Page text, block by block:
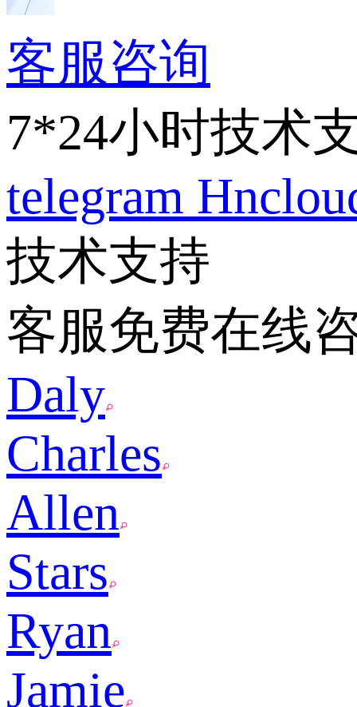
客服咨询
7*24小时技术
telegram
技术支持
客服免费在线
Daly
Charles
Allen
Stars
Ryan
Jamie